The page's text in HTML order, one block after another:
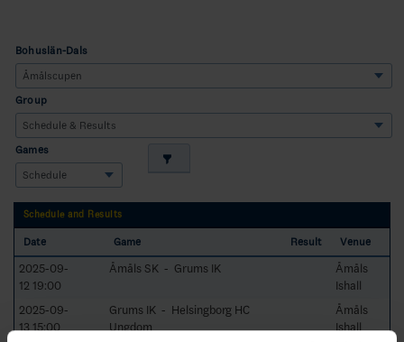
Bohuslän-Dals
Group
Games
Schedule and Results
Date Game Result Venue
2025-09-
12 19:00
Åmåls SK - Grums IK
Åmåls
Ishall
2025-09-
13 15:00
Grums IK - Helsingborg HC
Ungdom
Åmåls
Ishall